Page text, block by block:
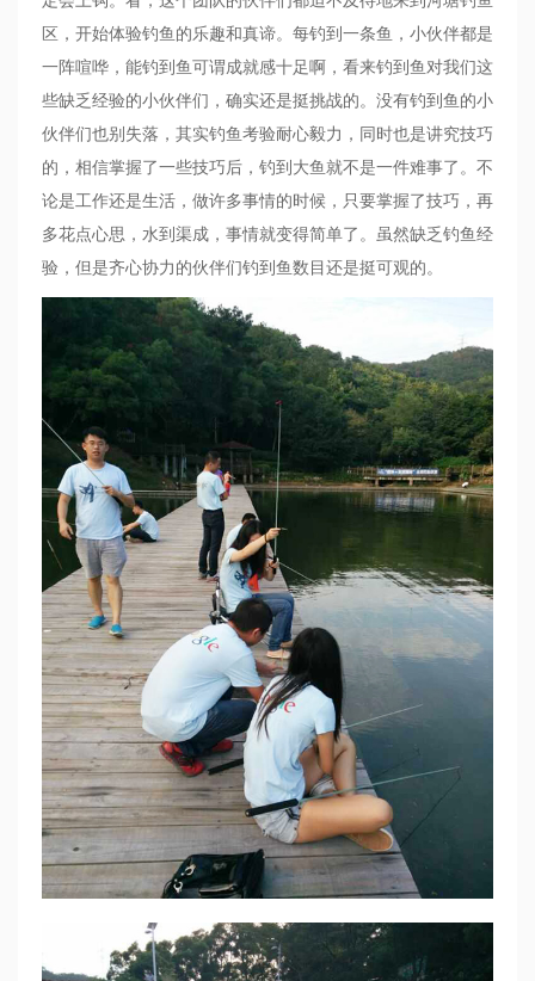
区，开始体验钓鱼的乐趣和真谛。每钓到一条鱼，小伙伴都是
一阵喧哗，能钓到鱼可谓成就感十足啊，看来钓到鱼对我们这
些缺乏经验的小伙伴们，确实还是挺挑战的。没有钓到鱼的小
伙伴们也别失落，其实钓鱼考验耐心毅力，同时也是讲究技巧
的，相信掌握了一些技巧后，钓到大鱼就不是一件难事了。不
论是工作还是生活，做许多事情的时候，只要掌握了技巧，再
多花点心思，水到渠成，事情就变得简单了。虽然缺乏钓鱼经
验，但是齐心协力的伙伴们钓到鱼数目还是挺可观的。